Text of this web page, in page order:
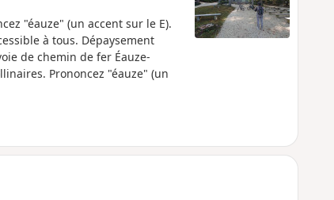
"éauze" (un accent sur le E).
à tous. Dépaysement
de chemin de fer Éauze-
Prononcez "éauze" (un